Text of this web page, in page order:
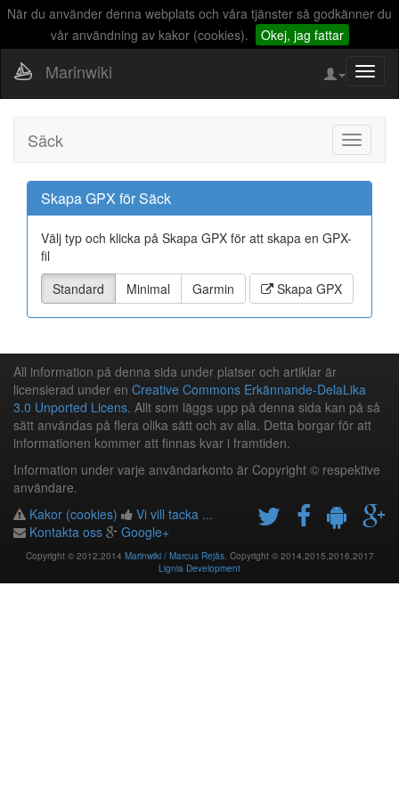
När du använder denna webplats och våra tjänster så godkänner du
vår användning av kakor (cookies).
Okej, jag fattar
Marinwiki
Visa/
Visa/Dölj
Säck
Skapa GPX för Säck
Välj typ och klicka på Skapa GPX för att skapa en GPX-
fil
Standard
Minimal Garmin Skapa GPX
All information på denna sida under platser och artiklar är
licensierad under en Creative Commons Erkännande-DelaLika
3.0 Unported Licens. Allt som läggs upp på denna sida kan på så
sätt användas på flera olika sätt och av alla. Detta borgar för att
informationen kommer att finnas kvar i framtiden.
Information under varje användarkonto är Copyright © respektive
användare.
Kakor (cookies)
Vi vill tacka ...
Kontakta oss
Google+
Copyright © 2012,2014 Marinwiki / Marcus Rejås. Copyright © 2014,2015,2016,2017
Lignia Development